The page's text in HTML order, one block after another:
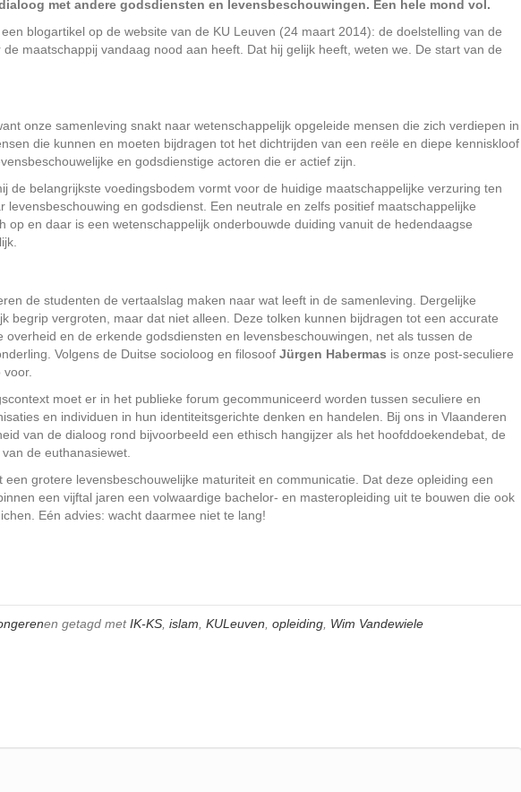
met andere godsdiensten en levensbeschouwingen. Een hele mond vol.
blogartikel op de website van de KU Leuven (24 maart 2014): de doelstelling van de
maatschappij vandaag nood aan heeft. Dat hij gelijk heeft, weten we. De start van de
onze samenleving snakt naar wetenschappelijk opgeleide mensen die zich verdiepen in
die kunnen en moeten bijdragen tot het dichtrijden van een reële en diepe kenniskloof
en godsdienstige actoren die er actief zijn.
de belangrijkste voedingsbodem vormt voor de huidige maatschappelijke verzuring ten
en godsdienst. Een neutrale en zelfs positief maatschappelijke
op en daar is een wetenschappelijk onderbouwde duiding vanuit de hedendaagse
de studenten de vertaalslag maken naar wat leeft in de samenleving. Dergelijke
begrip vergroten, maar dat niet alleen. Deze tolken kunnen bijdragen tot een accurate
en de erkende godsdiensten en levensbeschouwingen, net als tussen de
Volgens de Duitse socioloog en filosoof Jürgen Habermas is onze post-seculiere
moet er in het publieke forum gecommuniceerd worden tussen seculiere en
en individuen in hun identiteitsgerichte denken en handelen. Bij ons in Vlaanderen
van de dialoog rond bijvoorbeeld een ethisch hangijzer als het hoofddoekendebat, de
de euthanasiewet.
grotere levensbeschouwelijke maturiteit en communicatie. Dat deze opleiding een
een vijftal jaren een volwaardige bachelor- en masteropleiding uit te bouwen die ook
Eén advies: wacht daarmee niet te lang!
en getagd metIK-KS islam KULeuven opleiding Wim Vandewiele